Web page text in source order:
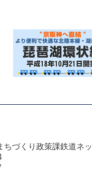
ちづくり政策課鉄道ネ